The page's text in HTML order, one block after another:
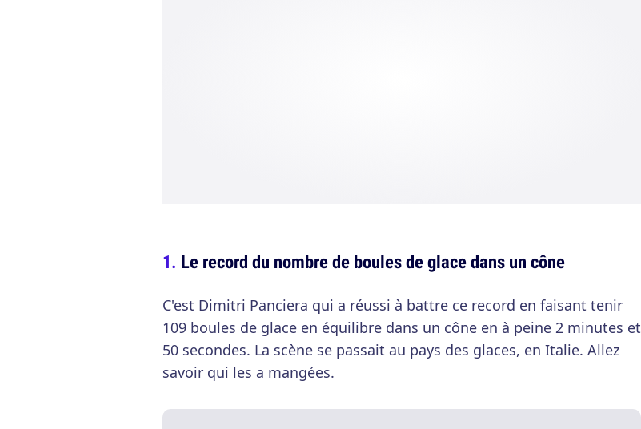
Le record du nombre de boules de glace dans un cône
C'est Dimitri Panciera qui a réussi à battre ce record en faisant tenir
109 boules de glace en équilibre dans un cône en à peine 2 minutes et
50 secondes. La scène se passait au pays des glaces, en Italie. Allez
savoir qui les a mangées.